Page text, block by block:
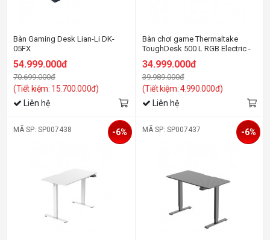
Bàn Gaming Desk Lian-Li DK-
05FX
54.999.000đ
70.699.000đ
(Tiết kiệm: 15.700.000đ)
Liên hệ
Bàn chơi game Thermaltake
ToughDesk 500 L RGB Electric -
Black
34.999.000đ
39.989.000đ
(Tiết kiệm: 4.990.000đ)
Liên hệ
MÃ SP: SP007438 -6% MÃ SP: SP007437 -6%